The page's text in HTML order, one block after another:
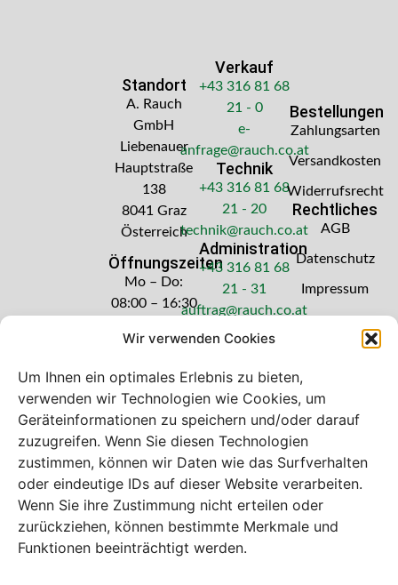
Wir verwenden Cookies
Um Ihnen ein optimales Erlebnis zu bieten,
verwenden wir Technologien wie Cookies, um
Geräteinformationen zu speichern und/oder darauf
zuzugreifen. Wenn Sie diesen Technologien
zustimmen, können wir Daten wie das Surfverhalten
oder eindeutige IDs auf dieser Website verarbeiten.
Wenn Sie ihre Zustimmung nicht erteilen oder
zurückziehen, können bestimmte Merkmale und
Funktionen beeinträchtigt werden.
Standort
A. Rauch
GmbH
Liebenauer
Hauptstraße
138
8041 Graz
Österreich
Öffnungszeiten
Mo – Do:
08:00 – 16:30
Freitag: 08:00
Verkauf
+43 316 81 68
21 - 0
e-
anfrage@rauch.co.at
Technik
+43 316 81 68
21 - 20
technik@rauch.co.at
Administration
+43 316 81 68
21 - 31
auftrag@rauch.co.at
Bestellungen
Zahlungsarten
Versandkosten
Widerrufsrecht
Rechtliches
AGB
Datenschutz
Impressum
Bei diesem Webshop handelt es sich um
einen B2B-Webshop
A. Rauch GmbH – Ihr Experte aus Österreich für Waagen,
Eich- & Kalibrierservice, Sprühnebel-Zerstäubungstechnik
und Lebensmittelmaschinen.